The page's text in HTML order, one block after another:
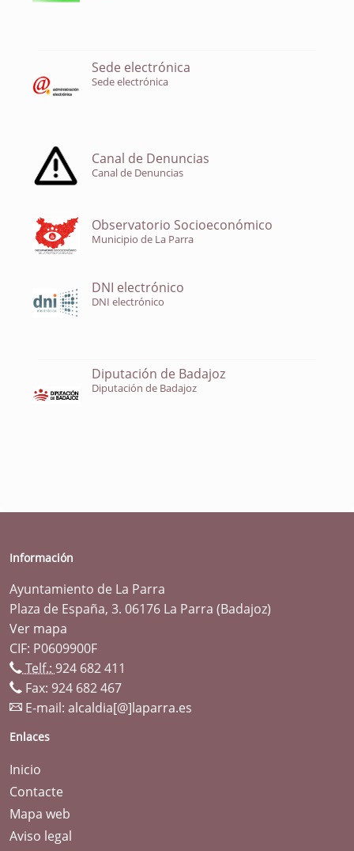
Sede electrónica
Sede electrónica
Canal de Denuncias
Canal de Denuncias
Observatorio Socioeconómico
Municipio de La Parra
DNI electrónico
DNI electrónico
Diputación de Badajoz
Diputación de Badajoz
Información
Ayuntamiento de La Parra
Plaza de España, 3. 06176 La Parra (Badajoz)
Ver mapa
CIF: P0609900F
Telf.: 924 682 411
Fax: 924 682 467
E-mail: alcaldia[@]laparra.es
Enlaces
Inicio
Contacte
Mapa web
Aviso legal